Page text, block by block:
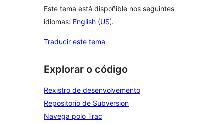
Este tema está dispoñible nos seguintes
idiomas: English (US).
Traducir este tema
Explorar o código
Rexistro de desenvolvemento
Repositorio de Subversion
Navega polo Trac